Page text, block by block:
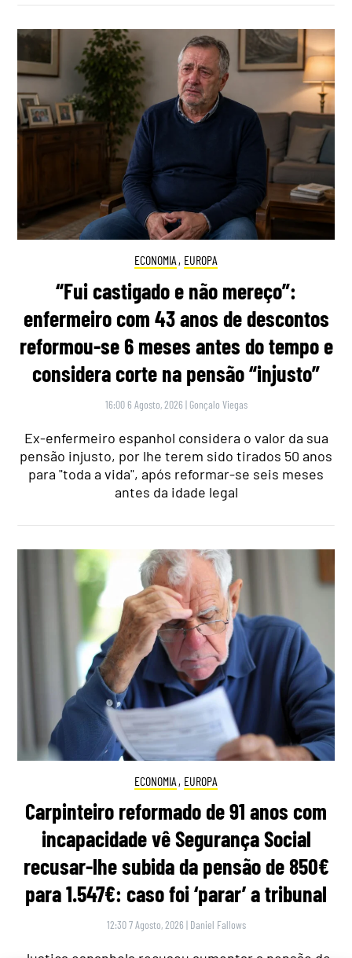
ECONOMIA , EUROPA
“Fui castigado e não mereço”:
enfermeiro com 43 anos de descontos
reformou-se 6 meses antes do tempo e
considera corte na pensão “injusto”
16:00 6 Agosto, 2026 | Gonçalo Viegas
Ex-enfermeiro espanhol considera o valor da sua
pensão injusto, por lhe terem sido tirados 50 anos
para "toda a vida", após reformar-se seis meses
antes da idade legal
ECONOMIA , EUROPA
Carpinteiro reformado de 91 anos com
incapacidade vê Segurança Social
recusar-lhe subida da pensão de 850€
para 1.547€: caso foi ‘parar’ a tribunal
12:30 7 Agosto, 2026 | Daniel Fallows